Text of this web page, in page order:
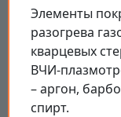
Элементы
разогрева
кварцевых
ВЧИ-
– аргон,
спирт.